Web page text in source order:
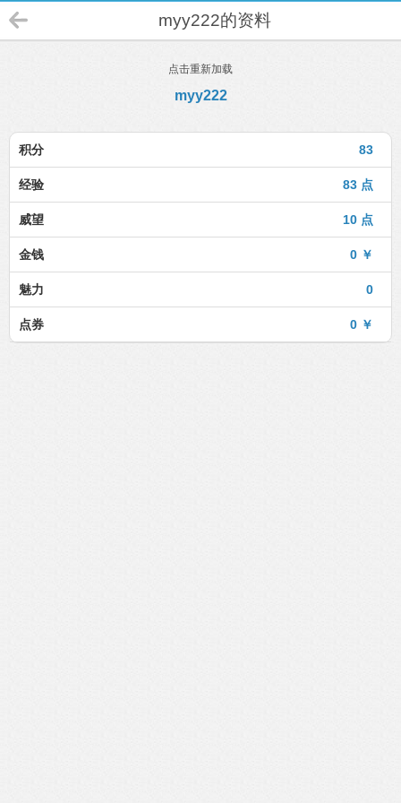
myy222的资料
点击重新加载
myy222
83
积分
83 点
经验
10 点
威望
0 ￥
金钱
0
魅力
0 ￥
点券